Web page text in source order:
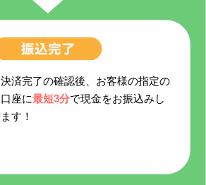
決済完了の確認後、お客様の指定の
口座に最短3分で現金をお振込みし
ます！